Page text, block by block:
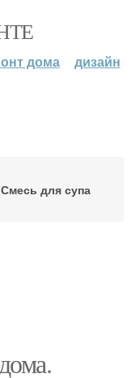
дома дизайн
Смесь для супа